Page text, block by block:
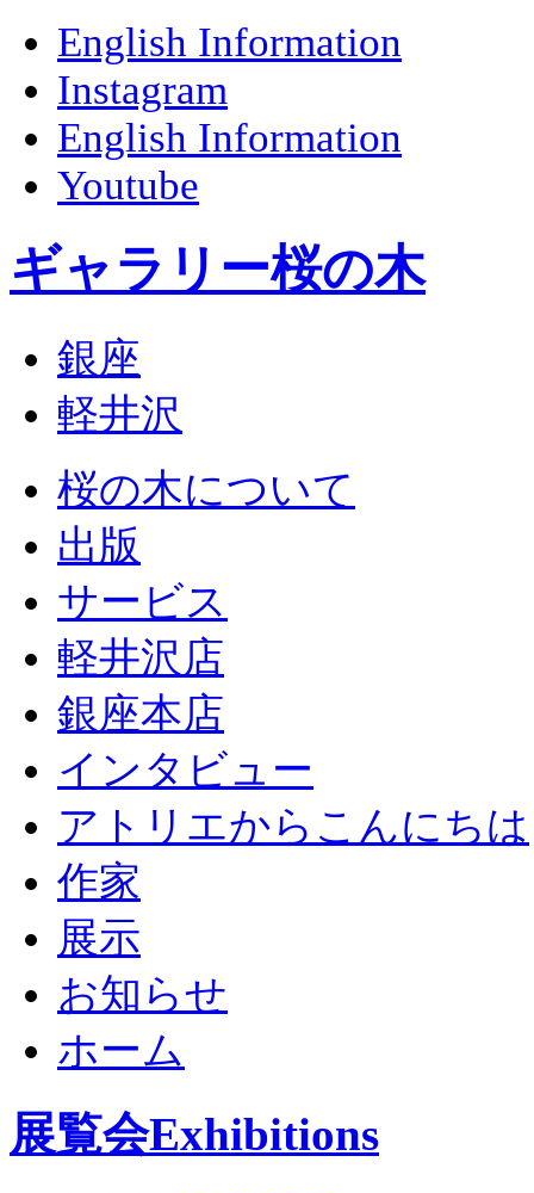
English Information
Instagram
English Information
Youtube
ギャラリー桜の木
銀座
軽井沢
桜の木について
出版
サービス
軽井沢店
銀座本店
インタビュー
アトリエからこんにちは
作家
展示
お知らせ
ホーム
展覧会Exhibitions